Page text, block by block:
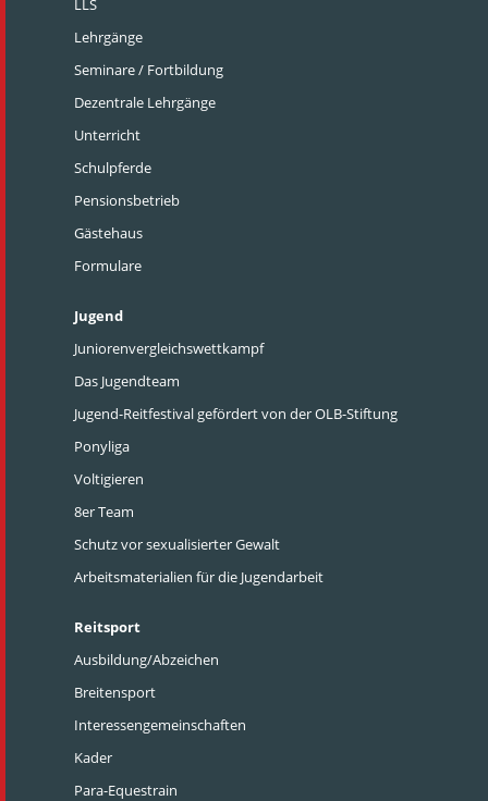
LLS
Lehrgänge
Seminare / Fortbildung
Dezentrale Lehrgänge
Unterricht
Schulpferde
Pensionsbetrieb
Gästehaus
Formulare
Jugend
Juniorenvergleichswettkampf
Das Jugendteam
Jugend-Reitfestival gefördert von der OLB-Stiftung
Ponyliga
Voltigieren
8er Team
Schutz vor sexualisierter Gewalt
Arbeitsmaterialien für die Jugendarbeit
Reitsport
Ausbildung/Abzeichen
Breitensport
Interessengemeinschaften
Kader
Para-Equestrain